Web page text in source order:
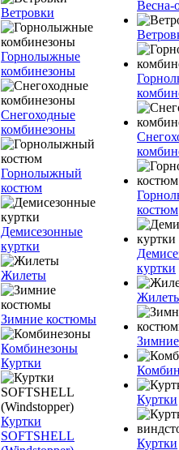
Ветровки
Горнолыжные
комбинезоны
Снегоходные
комбинезоны
Горнолыжный
костюм
Демисезонные
куртки
Жилеты
Зимние костюмы
Комбинезоны
Куртки
Куртки
SOFTSHELL
Весна-
костюм
куртки
Куртки
Куртки